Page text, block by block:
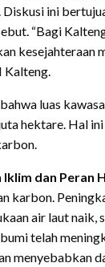
ini
“Bagi
kesejahteraan
Kalteng.
luas
hektare. Hal
dan Peran
karbon.
air laut
bumi telah
menyebabkan